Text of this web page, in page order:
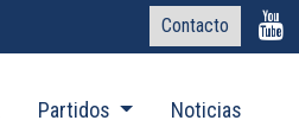
Contacto
Partidos Noticias